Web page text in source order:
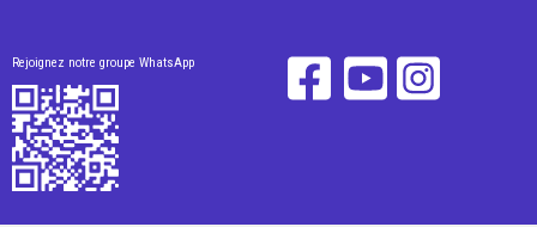
Rejoignez notre groupe WhatsApp